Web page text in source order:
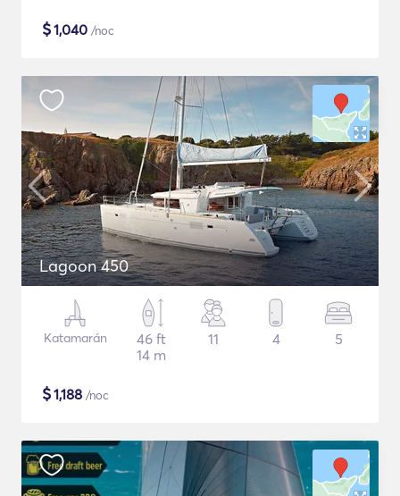
$1,040 /noc
Lagoon 450
Katamarán
46 ft
14 m
11 4 5
$1,188 /noc